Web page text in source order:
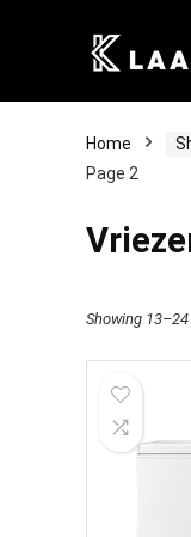
Home
Page 2
Showing